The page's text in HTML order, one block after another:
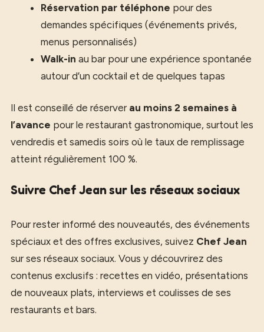
Réservation par téléphone pour des
demandes spécifiques (événements privés,
menus personnalisés)
Walk-in au bar pour une expérience spontanée
autour d’un cocktail et de quelques tapas
Il est conseillé de réserver au moins 2 semaines à
l’avance pour le restaurant gastronomique, surtout les
vendredis et samedis soirs où le taux de remplissage
atteint régulièrement 100 %.
Suivre Chef Jean sur les réseaux sociaux
Pour rester informé des nouveautés, des événements
spéciaux et des offres exclusives, suivez Chef Jean
sur ses réseaux sociaux. Vous y découvrirez des
contenus exclusifs : recettes en vidéo, présentations
de nouveaux plats, interviews et coulisses de ses
restaurants et bars.